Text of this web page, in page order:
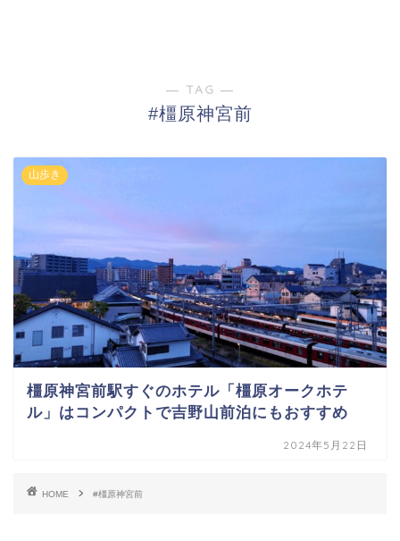
― TAG ―
#橿原神宮前
山歩き
橿原神宮前駅すぐのホテル「橿原オークホテ
ル」はコンパクトで吉野山前泊にもおすすめ
2024年5月22日
HOME #橿原神宮前